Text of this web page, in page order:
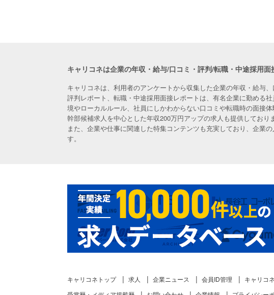
キャリコネは企業の年収・給与/口コミ・評判/転職・中途採用面
キャリコネは、利用者のアンケートから収集した企業の年収・給与
評判レポート、転職・中途採用面接レポートは、有名企業に勤める
境やローカルルール、社員にしかわからない口コミや転職時の面接体
幹部候補求人を中心とした年収200万円アップの求人も提供してお
また、企業や仕事に関連した特集コンテンツも充実しており、企業
す。
キャリコネトップ 求人 企業ニュース 会員ID管理 キャリコ